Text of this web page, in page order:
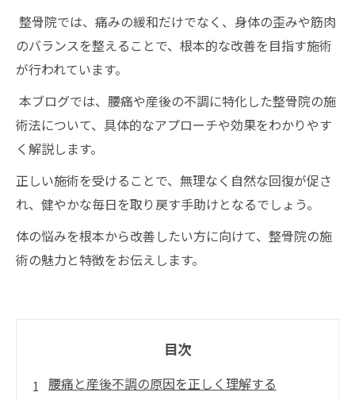
整骨院では、痛みの緩和だけでなく、身体の歪みや筋肉
のバランスを整えることで、根本的な改善を目指す施術
が行われています。
本ブログでは、腰痛や産後の不調に特化した整骨院の施
術法について、具体的なアプローチや効果をわかりやす
く解説します。
正しい施術を受けることで、無理なく自然な回復が促さ
れ、健やかな毎日を取り戻す手助けとなるでしょう。
体の悩みを根本から改善したい方に向けて、整骨院の施
術の魅力と特徴をお伝えします。
目次
腰痛と産後不調の原因を正しく理解する